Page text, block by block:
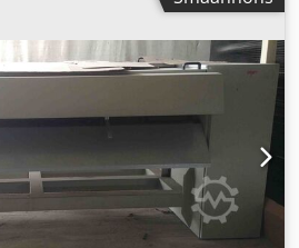
max moderrulldiameter: 1000
25,4 mm/76 mm, max
m/min, max banbelastning: 153 N,
150 g/m², max produktjocklek:
9850 h. Dokumentation tillgänglig.
möjlig. Djdpfezhnupox Al Rskr